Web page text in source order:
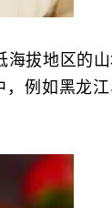
海拔地区的
例如黑龙